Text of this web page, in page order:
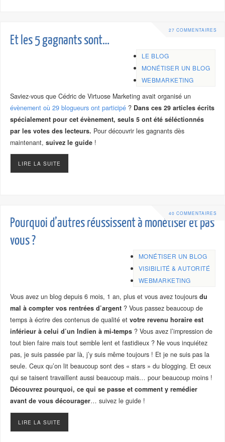
27 COMMENTAIRES
Et les 5 gagnants sont…
LE BLOG
MONÉTISER UN BLOG
WEBMARKETING
Saviez-vous que Cédric de Virtuose Marketing avait organisé un
évènement où 29 blogueurs ont participé? Dans ces 29 articles écrits
spécialement pour cet évènement, seuls 5 ont été séléctionnés
par les votes des lecteurs. Pour découvrir les gagnants dès
maintenant, suivez le guide!
LIRE LA SUITE
40 COMMENTAIRES
Pourquoi d’autres réussissent à monétiser et pas
vous ?
MONÉTISER UN BLOG
VISIBILITÉ & AUTORITÉ
WEBMARKETING
Vous avez un blog depuis 6 mois, 1 an, plus et vous avez toujours du
mal à compter vos rentrées d’argent? Vous passez beaucoup de
temps à écrire des contenus de qualité et votre revenu horaire est
inférieur à celui d’un Indien à mi-temps? Vous avez l’impression de
tout bien faire mais tout semble lent et fastidieux ? Ne vous inquiétez
pas, je suis passée par là, j’y suis même toujours ! Et je ne suis pas la
seule. Ceux qu’on lit beaucoup sont des « stars » du blogging. Et ceux
qui se taisent travaillent aussi beaucoup mais… pour beaucoup moins !
Découvrez pourquoi, ce qui se passe et comment y remédier
avant de vous décourager… suivez le guide !
LIRE LA SUITE